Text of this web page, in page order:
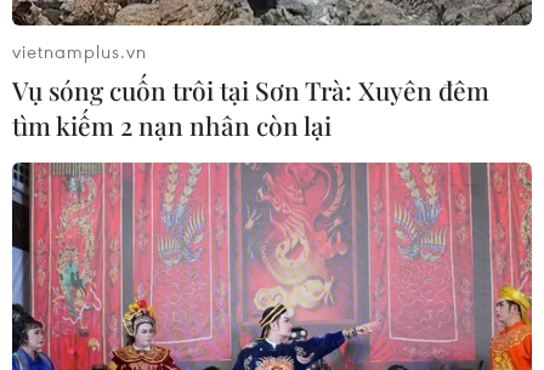
vietnamplus.vn
Vụ sóng cuốn trôi tại Sơn Trà: Xuyên đêm
tìm kiếm 2 nạn nhân còn lại